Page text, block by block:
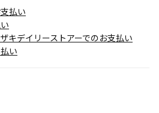
払い
キデイリーストアーでのお支払い
い